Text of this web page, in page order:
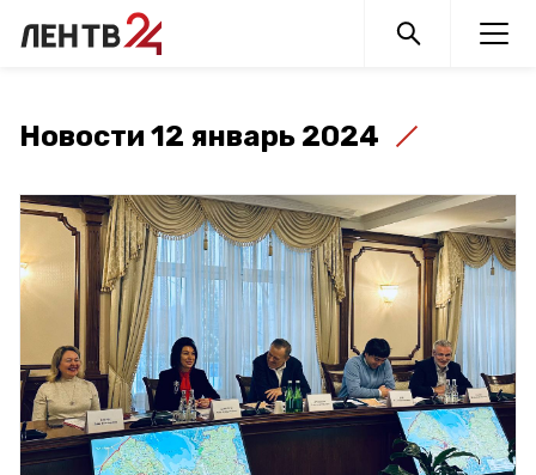
Новости 12 январь 2024